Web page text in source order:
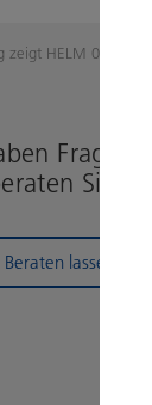
zeigt HELM 033262
Fragen
Sie
Beraten lassen